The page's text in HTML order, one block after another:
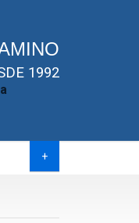
1992
+